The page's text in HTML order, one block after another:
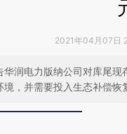
2021年04月07日
华润电力版纳公司对库尾
境，并需要投入生态补偿
请